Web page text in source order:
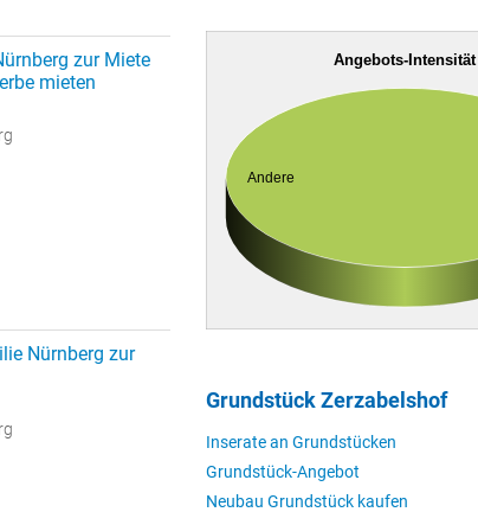
zur Miete
mieten
Nürnberg zur
Angebots-Intensität
Andere
Grundstück Zerzabelshof
Inserate an Grundstücken
Grundstück-Angebot
Neubau Grundstück kaufen